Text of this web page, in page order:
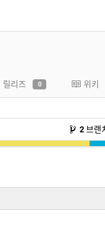
릴리즈 0 위키
2브랜